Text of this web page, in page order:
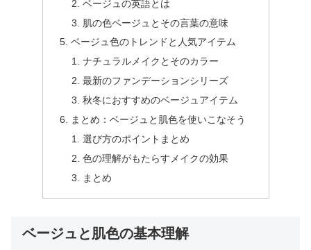
ベージュの英語とは
肌の色ベージュとその言葉の意味
ベージュ色のトレンドと人気アイテム
ナチュラルメイクとそのカラー
最新のファンデーションシリーズ
秋冬におすすめのベージュアイテム
まとめ：ベージュと肌色を使いこなそう
選び方のポイントまとめ
色の理解がもたらすメイクの効果
まとめ
ベージュと肌色の基本理解